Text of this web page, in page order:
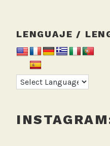
LENGUAJE /